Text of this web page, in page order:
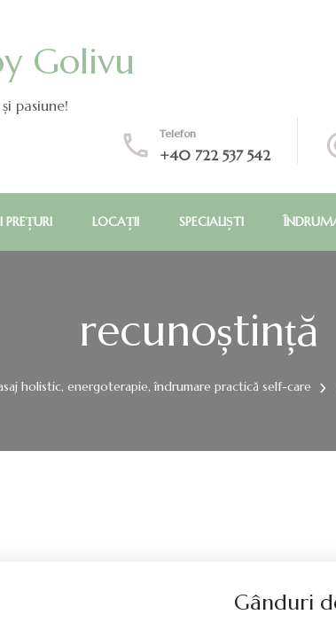
Golivu
pasiune!
Telefon
+40 722 537 542
PREȚURI LOCAȚII SPECIALIȘTI
recunoștință
holistic, energoterapie, îndrumare practică self-care
Gânduri